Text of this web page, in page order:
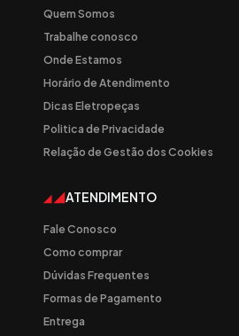
Quem Somos
Trabalhe conosco
Onde Estamos
Horário de Atendimento
Dicas Eletropeças
Politica de Privacidade
Relação de Gestão dos Cookies
ATENDIMENTO
Fale Conosco
Como comprar
Dúvidas Frequentes
Formas de Pagamento
Entrega